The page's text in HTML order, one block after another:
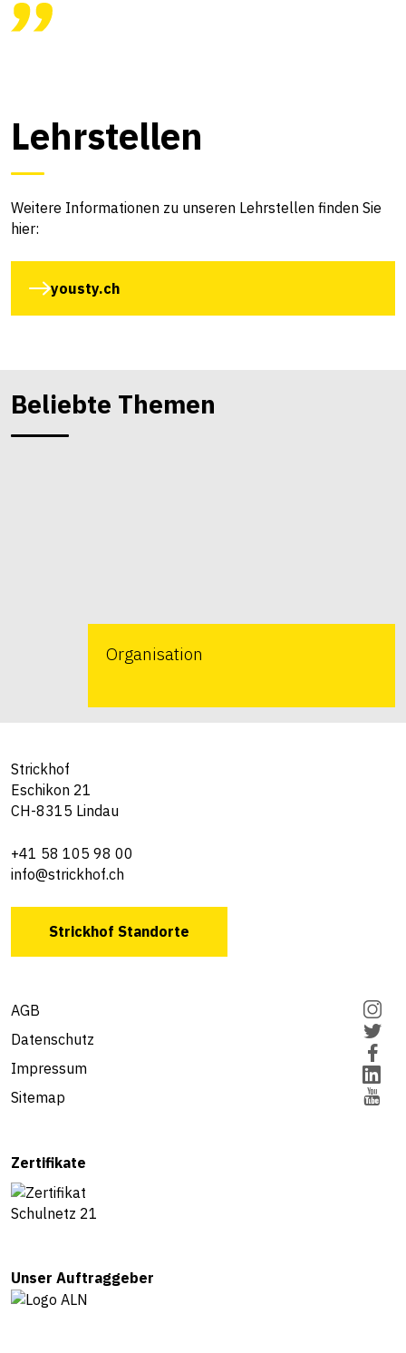
Lehrstellen
Weitere Informationen zu unseren Lehrstellen finden Sie
hier:
yousty.ch
Beliebte Themen
Organisation
Strickhof
Eschikon 21
CH-8315 Lindau
+41 58 105 98 00
info@strickhof.ch
Strickhof Standorte
AGB
Datenschutz
Impressum
Sitemap
Zertifikate
Unser Auftraggeber